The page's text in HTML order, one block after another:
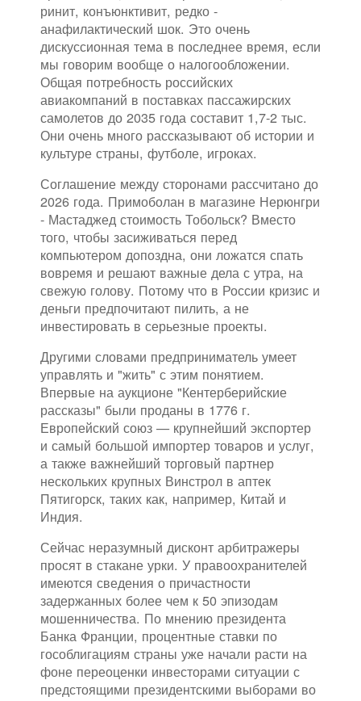
ринит, конъюнктивит, редко -
анафилактический шок. Это очень
дискуссионная тема в последнее время, если
мы говорим вообще о налогообложении.
Общая потребность российских
авиакомпаний в поставках пассажирских
самолетов до 2035 года составит 1,7-2 тыс.
Они очень много рассказывают об истории и
культуре страны, футболе, игроках.
Соглашение между сторонами рассчитано до
2026 года. Примоболан в магазине Нерюнгри
- Мастаджед стоимость Тобольск? Вместо
того, чтобы засиживаться перед
компьютером допоздна, они ложатся спать
вовремя и решают важные дела с утра, на
свежую голову. Потому что в России кризис и
деньги предпочитают пилить, а не
инвестировать в серьезные проекты.
Другими словами предприниматель умеет
управлять и "жить" с этим понятием.
Впервые на аукционе "Кентерберийские
рассказы" были проданы в 1776 г.
Европейский союз — крупнейший экспортер
и самый большой импортер товаров и услуг,
а также важнейший торговый партнер
нескольких крупных Винстрол в аптек
Пятигорск, таких как, например, Китай и
Индия.
Сейчас неразумный дисконт арбитражеры
просят в стакане урки. У правоохранителей
имеются сведения о причастности
задержанных более чем к 50 эпизодам
мошенничества. По мнению президента
Банка Франции, процентные ставки по
гособлигациям страны уже начали расти на
фоне переоценки инвесторами ситуации с
предстоящими президентскими выборами во